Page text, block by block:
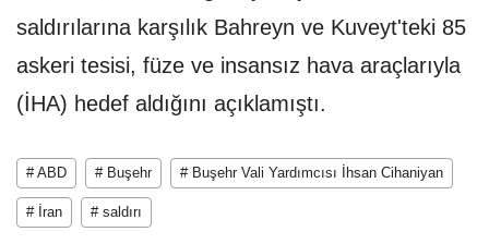
saldırılarına karşılık Bahreyn ve Kuveyt'teki 85
askeri tesisi, füze ve insansız hava araçlarıyla
(İHA) hedef aldığını açıklamıştı.​​​​​​​
# ABD # Buşehr # Buşehr Vali Yardımcısı İhsan Cihaniyan
# İran # saldırı